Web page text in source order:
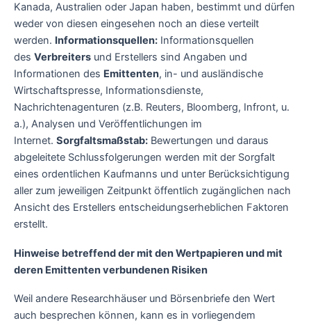
Kanada, Australien oder Japan haben, bestimmt und dürfen
weder von diesen eingesehen noch an diese verteilt
werden. Informationsquellen: Informationsquellen
des Verbreiters und Erstellers sind Angaben und
Informationen des Emittenten, in- und ausländische
Wirtschaftspresse, Informationsdienste,
Nachrichtenagenturen (z.B. Reuters, Bloomberg, Infront, u.
a.), Analysen und Veröffentlichungen im
Internet. Sorgfaltsmaßstab: Bewertungen und daraus
abgeleitete Schlussfolgerungen werden mit der Sorgfalt
eines ordentlichen Kaufmanns und unter Berücksichtigung
aller zum jeweiligen Zeitpunkt öffentlich zugänglichen nach
Ansicht des Erstellers entscheidungserheblichen Faktoren
erstellt.
Hinweise betreffend der mit den Wertpapieren und mit
deren Emittenten verbundenen Risiken
Weil andere Researchhäuser und Börsenbriefe den Wert
auch besprechen können, kann es in vorliegendem